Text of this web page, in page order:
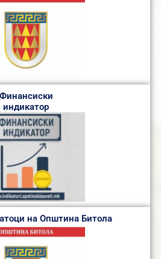
Финансиски
индикатор
на Општина Битола